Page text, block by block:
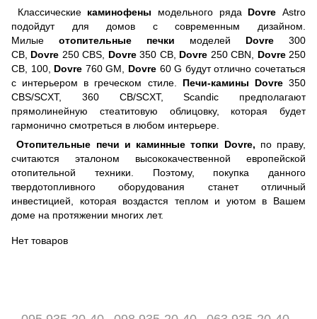
Классические каминофены модельного ряда DovreAstro
подойдут для домов с современным дизайном.
Милые отопительные печки моделей Dovre 300
СВ, Dovre 250 CBS, Dovre350 CB, Dovre 250 CBN, Dovre250
CB, 100, Dovre 760 GM, Dovre 60 G будут отлично сочетаться
с интерьером в греческом стиле. Печи-камины Dovre350
CBS/SCXT, 360 CB/SCXT, Scandic предполагают
прямолинейную стеатитовую облицовку, которая будет
гармонично смотреться в любом интерьере.
Отопительные печи и каминные топки
Dovre, по праву,
считаются эталоном высококачественной европейской
отопительной техники. Поэтому, покупка данного
твердотопливного оборудования станет отличный
инвестицией, которая воздастся теплом и уютом в Вашем
доме на протяжении многих лет.
Нет товаров